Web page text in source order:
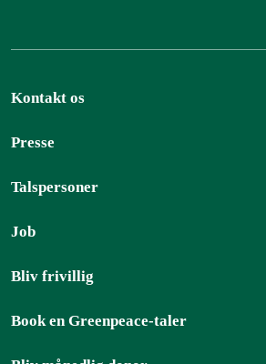
Kontakt os
Presse
Talspersoner
Job
Bliv frivillig
Book en Greenpeace-taler